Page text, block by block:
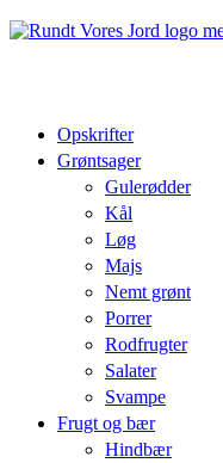
Opskrifter
Grøntsager
Gulerødder
Kål
Løg
Majs
Nemt grønt
Porrer
Rodfrugter
Salater
Svampe
Frugt og bær
Hindbær